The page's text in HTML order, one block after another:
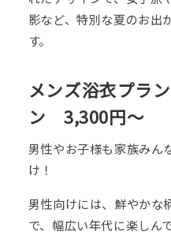
影など、特別な夏のお出
す。
メンズ浴衣プラ
ン 3,300円～
男性やお子様も家族みん
け！
男性向けには、鮮やかな
で、幅広い年代に楽しん